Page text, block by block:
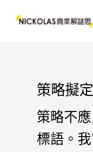
策略擬定
策略不
標語。